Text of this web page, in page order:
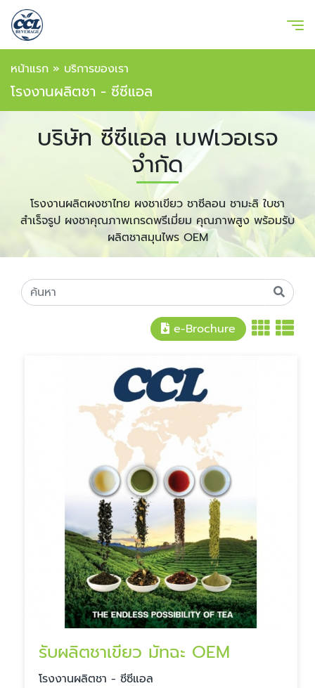
หน้าแรก » บริการของเรา
โรงงานผลิตชา - ซีซีแอล
บริษัท ซีซีแอล เบฟเวอเรจ
จำกัด
โรงงานผลิตผงชาไทย ผงชาเขียว ชาซีลอน ชามะลิ ใบชา
สำเร็จรูป ผงชาคุณภาพเกรดพรีเมี่ยม คุณภาพสูง พร้อมรับ
ผลิตชาสมุนไพร OEM
e-Brochure
รับผลิตชาเขียว มัทฉะ OEM
โรงงานผลิตชา - ซีซีแอล